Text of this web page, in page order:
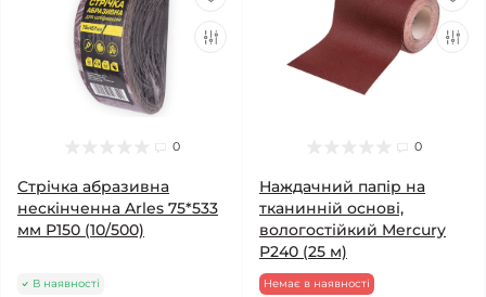
0
Стрічка абразивна
нескінченна Arles 75*533
мм Р150 (10/500)
В наявності
0
Наждачний папір на
тканинній основі,
вологостійкий Mercury
Р240 (25 м)
Немає в наявності